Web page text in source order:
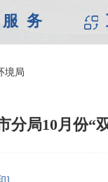
服 务
境局
分局10月份“